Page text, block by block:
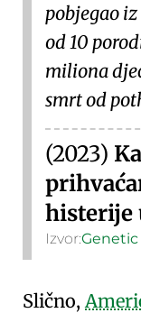
pobjegao
od 10
miliona
smrt od
(2023)
histerije
Izvor:Genetic
Slično,